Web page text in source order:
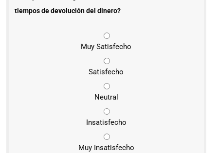
tiempos de devolución del dinero?
Muy Satisfecho
Satisfecho
Neutral
Insatisfecho
Muy Insatisfecho